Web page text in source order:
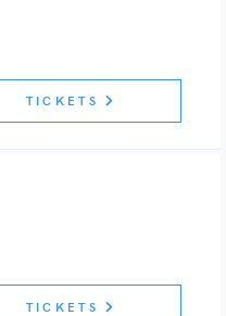
TICKETS
TICKETS